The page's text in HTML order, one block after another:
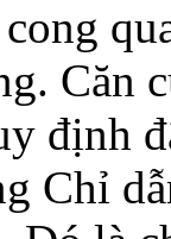
Căn
định
Chỉ